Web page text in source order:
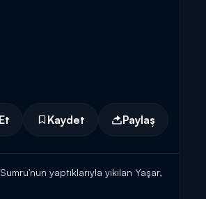
Kaydet Paylaş
yaptıklarıyla yıkılan Yaşar,